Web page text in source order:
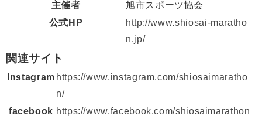
主催者
旭市スポーツ協会
公式HP
http://www.shiosai-maratho
n.jp/
関連サイト
Instagram https://www.instagram.com/shiosaimaratho
n/
facebook https://www.facebook.com/shiosaimarathon